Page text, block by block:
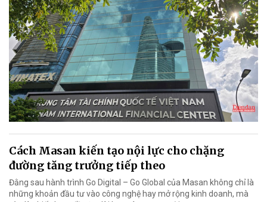
Cách Masan kiến tạo nội lực cho chặng
đường tăng trưởng tiếp theo
Đằng sau hành trình Go Digital – Go Global của Masan không chỉ là
những khoản đầu tư vào công nghệ hay mở rộng kinh doanh, mà